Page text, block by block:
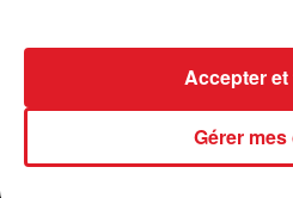
Gérer
Accepter